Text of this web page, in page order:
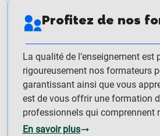
Profitez de nos
La qualité de l’enseignement
rigoureusement nos formateurs
garantissant ainsi que vous
est de vous offrir une formation
professionnels qui comprennent
En savoir plus